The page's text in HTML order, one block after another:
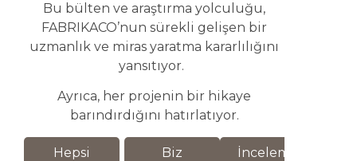
Bu bülten ve araştırma yolculuğu,
FABRIKACO’nun sürekli gelişen bir
uzmanlık ve miras yaratma kararlılığını
yansıtıyor.
Ayrıca, her projenin bir hikaye
barındırdığını hatırlatıyor.
Hepsi Biz İnceleme